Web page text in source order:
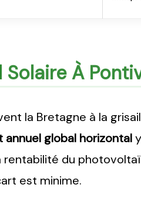
Solaire À
la Bretagne à la
annuel global horizontal
du
est minime.